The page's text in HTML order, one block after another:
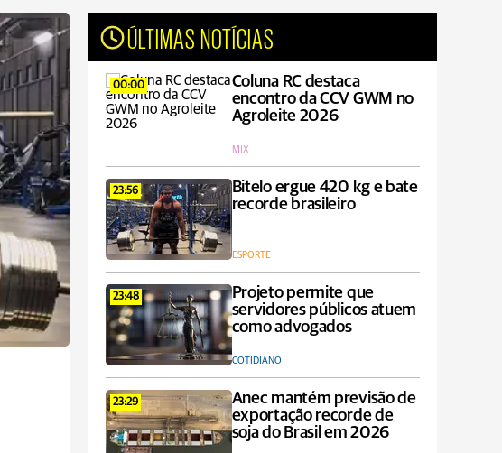
ÚLTIMAS NOTÍCIAS
00:00
Coluna RC destaca
encontro da CCV GWM no
Agroleite 2026
MIX
23:56
Bitelo ergue 420 kg e bate
recorde brasileiro
ESPORTE
23:48
Projeto permite que
servidores públicos atuem
como advogados
COTIDIANO
23:29
Anec mantém previsão de
exportação recorde de
soja do Brasil em 2026